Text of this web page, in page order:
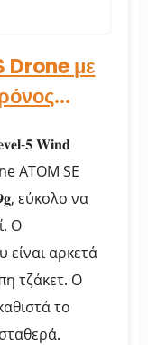
Drone με
𝟓 𝐖𝐢𝐧𝐝
ATOM SE
εύκολο να
Ο
είναι αρκετά
τζάκετ. Ο
το
σταθερά.